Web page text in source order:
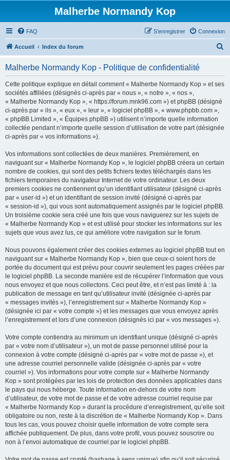
Malherbe Normandy Kop
FAQ Connexion
S’enregistrer
Accueil Index du forum
Malherbe Normandy Kop - Politique de confidentialité
Cette politique explique en détail comment « Malherbe Normandy Kop » et ses
sociétés affiliées (désignés ci-après par « nous », « notre », « nos »,
« Malherbe Normandy Kop », « https://forum.mnk96.com ») et phpBB (désigné
ci-après par « ils », « eux », « leur », « logiciel phpBB », « www.phpbb.com »,
« phpBB Limited », « Équipes phpBB ») utilisent n’importe quelle information
collectée pendant n’importe quelle session d’utilisation de votre part (désignée
ci-après par « vos informations »).
Vos informations sont collectées de deux manières. Premièrement, en
naviguant sur « Malherbe Normandy Kop », le logiciel phpBB créera un certain
nombre de cookies, qui sont des petits fichiers textes téléchargés dans les
fichiers temporaires du navigateur Internet de votre ordinateur. Les deux
premiers cookies ne contiennent qu’un identifiant utilisateur (désigné ci-après
par « user-id ») et un identifiant de session invité (désigné ci-après par
« session-id »), qui vous sont automatiquement assignés par le logiciel phpBB.
Un troisième cookie sera créé une fois que vous naviguerez sur les sujets de
« Malherbe Normandy Kop » et est utilisé pour stocker les informations sur les
sujets que vous avez lus, ce qui améliore votre navigation sur le forum.
Nous pouvons également créer des cookies externes au logiciel phpBB tout en
naviguant sur « Malherbe Normandy Kop », bien que ceux-ci soient hors de
portée du document qui est prévu pour couvrir seulement les pages créées par
le logiciel phpBB. La seconde manière est de récupérer l’information que vous
nous envoyez et que nous collectons. Ceci peut être, et n’est pas limité à : la
publication de message en tant qu’utilisateur invité (désignée ci-après par
« messages invités »), l’enregistrement sur « Malherbe Normandy Kop »
(désignée ici par « votre compte ») et les messages que vous envoyez après
l’enregistrement et lors d’une connexion (désignés ici par « vos messages »).
Votre compte contiendra au minimum un identifiant unique (désigné ci-après
par « votre nom d’utilisateur »), un mot de passe personnel utilisé pour la
connexion à votre compte (désigné ci-après par « votre mot de passe »), et
une adresse courriel personnelle valide (désignée ci-après par « votre
courriel »). Vos informations pour votre compte sur « Malherbe Normandy
Kop » sont protégées par les lois de protection des données applicables dans
le pays qui nous héberge. Toute information en-dehors de votre nom
d’utilisateur, de votre mot de passe et de votre adresse courriel requise par
« Malherbe Normandy Kop » durant la procédure d’enregistrement, qu’elle soit
obligatoire ou non, reste à la discrétion de « Malherbe Normandy Kop ». Dans
tous les cas, vous pouvez choisir quelle information de votre compte sera
affichée publiquement. De plus, dans votre profil, vous pouvez souscrire ou
non à l’envoi automatique de courriel par le logiciel phpBB.